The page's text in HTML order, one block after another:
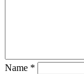
Name *